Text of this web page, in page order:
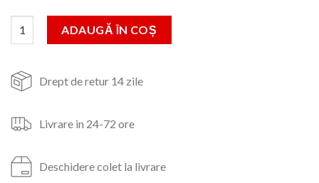
fost:
235lei.
179lei.
Cantitate Flex Polizor unghiular 710W 115mm maner scurt
ADAUGĂ ÎN COȘ
Drept de retur 14 zile
Livrare in 24-72 ore
Deschidere colet la livrare